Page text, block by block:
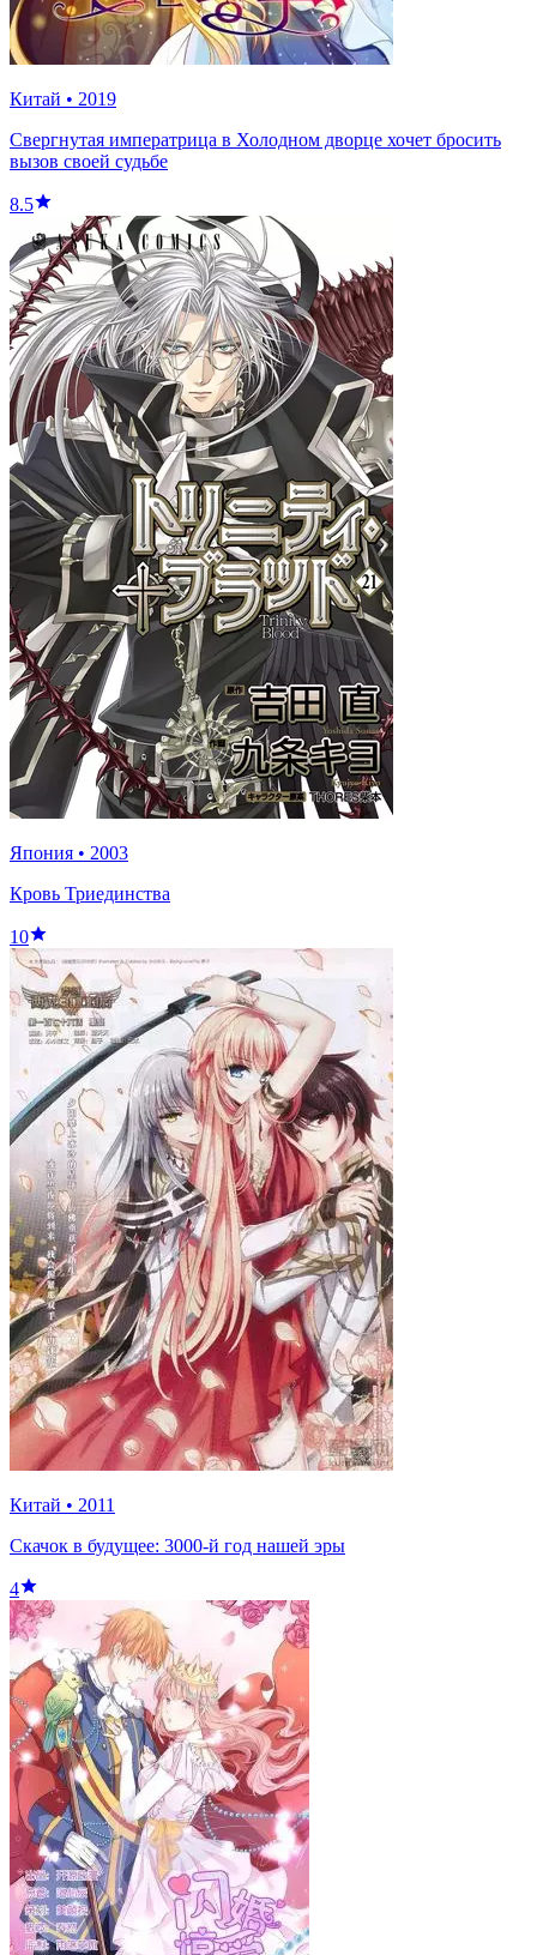
Китай • 2019
Свергнутая императрица в Холодном дворце хочет бросить
вызов своей судьбе
8.5
Япония • 2003
Кровь Триединства
10
Китай • 2011
Скачок в будущее: 3000-й год нашей эры
4